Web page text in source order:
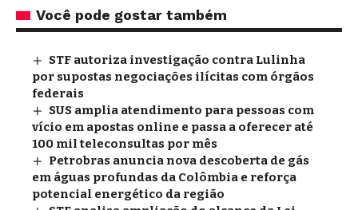
Você pode gostar também
STF autoriza investigação contra Lulinha
por supostas negociações ilícitas com órgãos
federais
SUS amplia atendimento para pessoas com
vício em apostas online e passa a oferecer até
100 mil teleconsultas por mês
Petrobras anuncia nova descoberta de gás
em águas profundas da Colômbia e reforça
potencial energético da região